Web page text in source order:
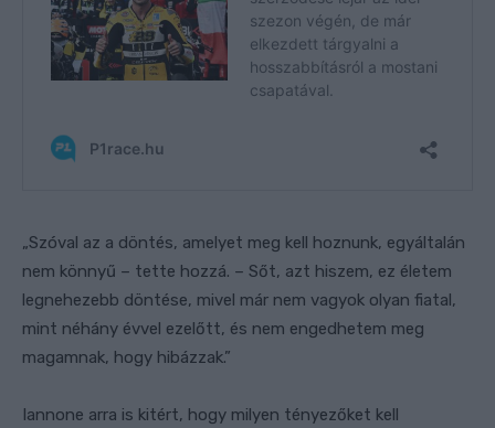
„Szóval az a döntés, amelyet meg kell hoznunk, egyáltalán
nem könnyű – tette hozzá. – Sőt, azt hiszem, ez életem
legnehezebb döntése, mivel már nem vagyok olyan fiatal,
mint néhány évvel ezelőtt, és nem engedhetem meg
magamnak, hogy hibázzak.”
Iannone arra is kitért, hogy milyen tényezőket kell